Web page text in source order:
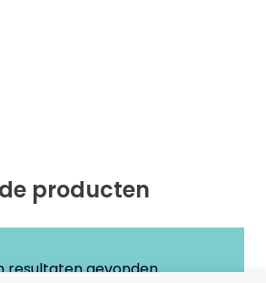
producten
resultaten gevonden.